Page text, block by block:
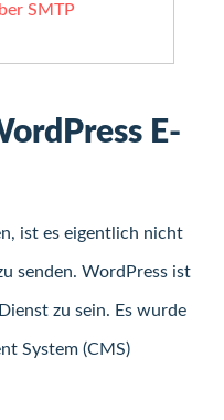
SMTP
E-
ist es eigentlich nicht
senden. WordPress ist
zu sein. Es wurde
System (CMS)